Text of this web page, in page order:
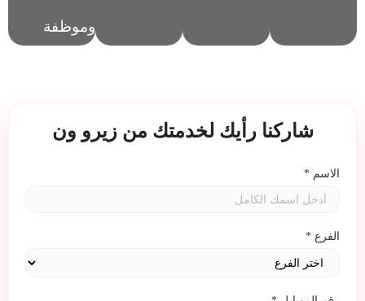
وموظفة
شاركنا رأيك لخدمتك من زيرو ون
الاسم *
الفرع *